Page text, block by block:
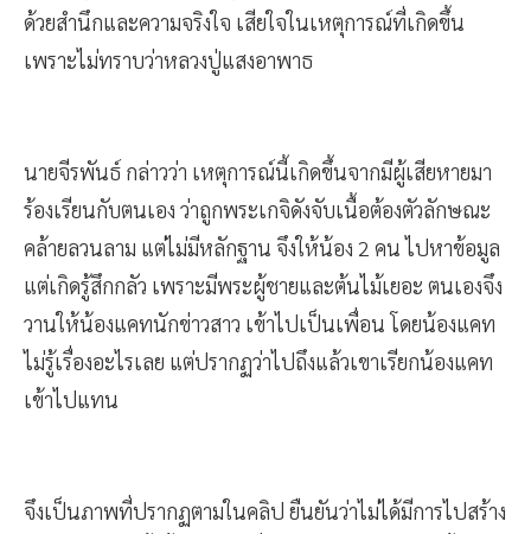
ด้วยสำนึกและความจริงใจ เสียใจในเหตุการณ์ที่เกิดขึ้น
เพราะไม่ทราบว่าหลวงปู่แสงอาพาธ
นายจีรพันธ์ กล่าวว่า เหตุการณ์นี้เกิดขึ้นจากมีผู้เสียหายมา
ร้องเรียนกับตนเอง ว่าถูกพระเกจิดังจับเนื้อต้องตัวลักษณะ
คล้ายลวนลาม แต่ไม่มีหลักฐาน จึงให้น้อง 2 คน ไปหาข้อมูล
แต่เกิดรู้สึกกลัว เพราะมีพระผู้ชายและต้นไม้เยอะ ตนเองจึง
วานให้น้องแคทนักข่าวสาว เข้าไปเป็นเพื่อน โดยน้องแคท
ไม่รู้เรื่องอะไรเลย แต่ปรากฏว่าไปถึงแล้วเขาเรียกน้องแคท
เข้าไปแทน
จึงเป็นภาพที่ปรากฏตามในคลิป ยืนยันว่าไม่ได้มีการไปสร้าง